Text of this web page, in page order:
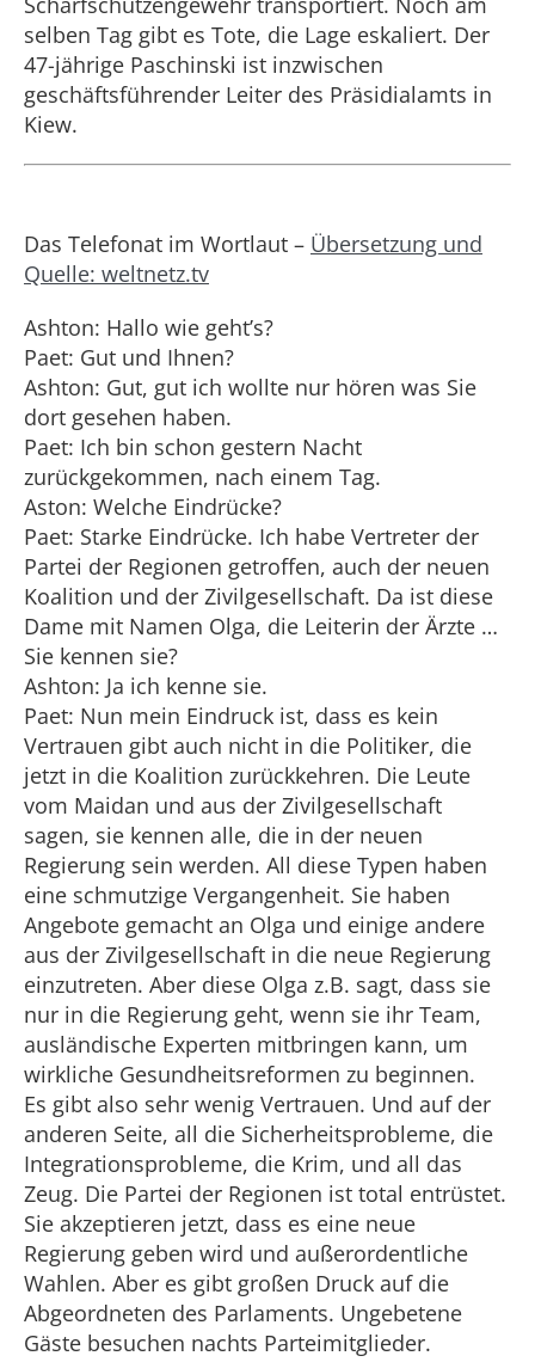
selben Tag gibt es Tote, die Lage eskaliert. Der
47-jährige Paschinski ist inzwischen
geschäftsführender Leiter des Präsidialamts in
Kiew.
Das Telefonat im Wortlaut – Übersetzung und
Quelle: weltnetz.tv
Ashton: Hallo wie geht’s?
Paet: Gut und Ihnen?
Ashton: Gut, gut ich wollte nur hören was Sie
dort gesehen haben.
Paet: Ich bin schon gestern Nacht
zurückgekommen, nach einem Tag.
Aston: Welche Eindrücke?
Paet: Starke Eindrücke. Ich habe Vertreter der
Partei der Regionen getroffen, auch der neuen
Koalition und der Zivilgesellschaft. Da ist diese
Dame mit Namen Olga, die Leiterin der Ärzte …
Sie kennen sie?
Ashton: Ja ich kenne sie.
Paet: Nun mein Eindruck ist, dass es kein
Vertrauen gibt auch nicht in die Politiker, die
jetzt in die Koalition zurückkehren. Die Leute
vom Maidan und aus der Zivilgesellschaft
sagen, sie kennen alle, die in der neuen
Regierung sein werden. All diese Typen haben
eine schmutzige Vergangenheit. Sie haben
Angebote gemacht an Olga und einige andere
aus der Zivilgesellschaft in die neue Regierung
einzutreten. Aber diese Olga z.B. sagt, dass sie
nur in die Regierung geht, wenn sie ihr Team,
ausländische Experten mitbringen kann, um
wirkliche Gesundheitsreformen zu beginnen.
Es gibt also sehr wenig Vertrauen. Und auf der
anderen Seite, all die Sicherheitsprobleme, die
Integrationsprobleme, die Krim, und all das
Zeug. Die Partei der Regionen ist total entrüstet.
Sie akzeptieren jetzt, dass es eine neue
Regierung geben wird und außerordentliche
Wahlen. Aber es gibt großen Druck auf die
Abgeordneten des Parlaments. Ungebetene
Gäste besuchen nachts Parteimitglieder.